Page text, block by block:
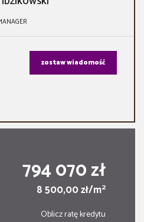
zostaw wiadomość
794 070 zł
8 500,00 zł/m2
Oblicz ratę kredytu